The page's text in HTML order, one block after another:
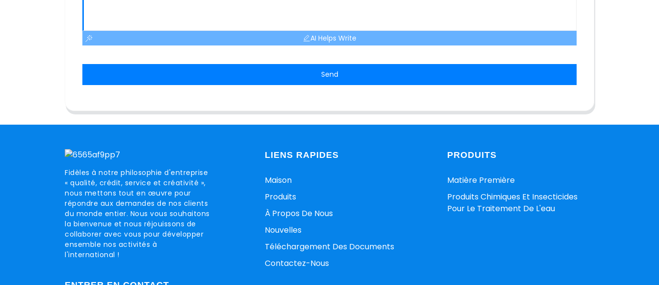
AI Helps Write
Send
Fidèles à notre philosophie d'entreprise
« qualité, crédit, service et créativité »,
nous mettons tout en œuvre pour
répondre aux demandes de nos clients
du monde entier. Nous vous souhaitons
la bienvenue et nous réjouissons de
collaborer avec vous pour développer
ensemble nos activités à
l'international !
LIENS RAPIDES
Maison
Produits
À Propos De Nous
Nouvelles
Téléchargement Des Documents
Contactez-Nous
PRODUITS
Matière Première
Produits Chimiques Et Insecticides
Pour Le Traitement De L'eau